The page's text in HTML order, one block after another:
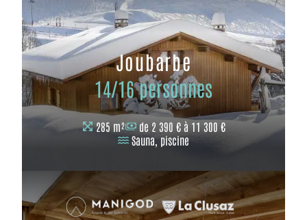
Joubarbe
14/16 personnes
285 m²
de 2 390 € à 11 300 €
Sauna, piscine